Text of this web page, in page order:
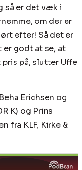
så er det væk i
om der er
efter! Så det er
er godt at se, at
på, slutter Uffe
Erichsen og
K) og Prins
fra KLF, Kirke &